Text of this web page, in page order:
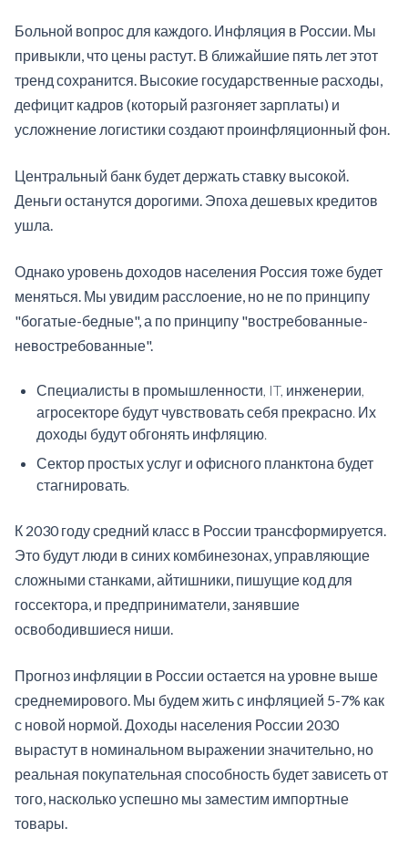
Больной вопрос для каждого. Инфляция в России. Мы
привыкли, что цены растут. В ближайшие пять лет этот
тренд сохранится. Высокие государственные расходы,
дефицит кадров (который разгоняет зарплаты) и
усложнение логистики создают проинфляционный фон.
Центральный банк будет держать ставку высокой.
Деньги останутся дорогими. Эпоха дешевых кредитов
ушла.
Однако уровень доходов населения Россия тоже будет
меняться. Мы увидим расслоение, но не по принципу
"богатые-бедные", а по принципу "востребованные-
невостребованные".
Специалисты в промышленности, IT, инженерии,
агросекторе будут чувствовать себя прекрасно. Их
доходы будут обгонять инфляцию.
Сектор простых услуг и офисного планктона будет
стагнировать.
К 2030 году средний класс в России трансформируется.
Это будут люди в синих комбинезонах, управляющие
сложными станками, айтишники, пишущие код для
госсектора, и предприниматели, занявшие
освободившиеся ниши.
Прогноз инфляции в России остается на уровне выше
среднемирового. Мы будем жить с инфляцией 5-7% как
с новой нормой. Доходы населения России 2030
вырастут в номинальном выражении значительно, но
реальная покупательная способность будет зависеть от
того, насколько успешно мы заместим импортные
товары.